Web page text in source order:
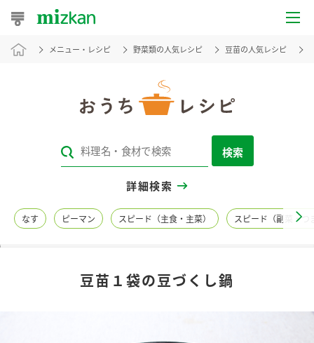
おうちレシピ
レシピカテゴリ一覧
レシピ名特集
商品情報
メニュー・レシピ 野菜類の人気レシピ 豆苗の人気レシピ
検索
詳細検索
なす ピーマン スピード（主食・主菜） スピード（副菜・つ
豆苗１袋の豆づくし鍋